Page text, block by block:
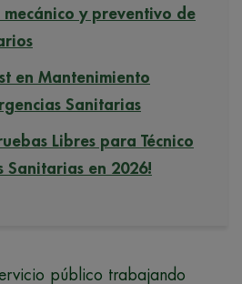
y preventivo de
en Mantenimiento
Sanitarias
Libres para Técnico
Sanitarias en 2026!
público trabajando